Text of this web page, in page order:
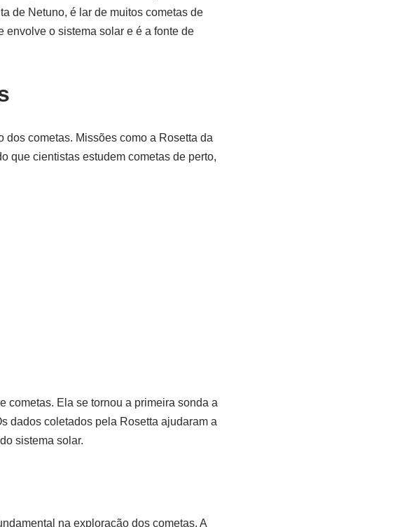
de Netuno, é lar de muitos cometas de
envolve o sistema solar e é a fonte de
cometas. Missões como a Rosetta da
que cientistas estudem cometas de perto,
cometas. Ela se tornou a primeira sonda a
dados coletados pela Rosetta ajudaram a
sistema solar.
na exploração dos cometas. A